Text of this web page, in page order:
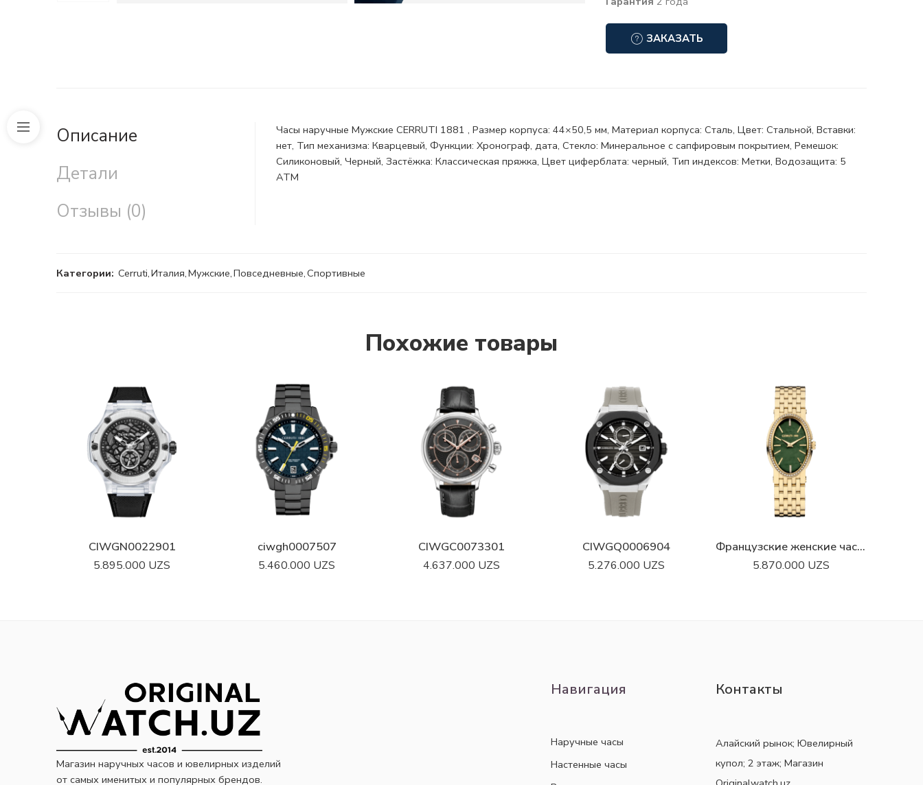
ЗАКАЗАТЬ
Описание
Детали
Отзывы (0)
Часы наручные Мужские CERRUTI 1881 , Размер корпуса: 44×50,5 мм, Материал корпуса: Сталь, Цвет: Стальной, Вставки:
нет, Тип механизма: Кварцевый, Функции: Хронограф, дата, Стекло: Минеральное с сапфировым покрытием, Ремешок:
Силиконовый, Черный, Застёжка: Классическая пряжка, Цвет циферблата: черный, Тип индексов: Метки, Водозащита: 5
ATM
Категории: Cerruti,Италия,Мужские,Повседневные,Спортивные
Похожие товары
CIWGN0022901
5.895.000 UZS
ciwgh0007507
5.460.000 UZS
CIWGC0073301
4.637.000 UZS
CIWGQ0006904
5.276.000 UZS
Французские женские часы Cerruti 1881 Norcia CIWLG0008804
5.870.000 UZS
Магазин наручных часов и ювелирных изделий
от самых именитых и популярных брендов.
Навигация
Наручные часы
Настенные часы
Контакты
Алайский рынок; Ювелирный
купол; 2 этаж; Магазин